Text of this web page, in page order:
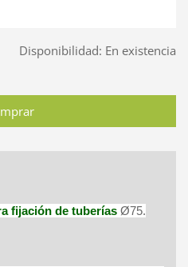
Disponibilidad: En existencia
fijación de tuberíasØ75.